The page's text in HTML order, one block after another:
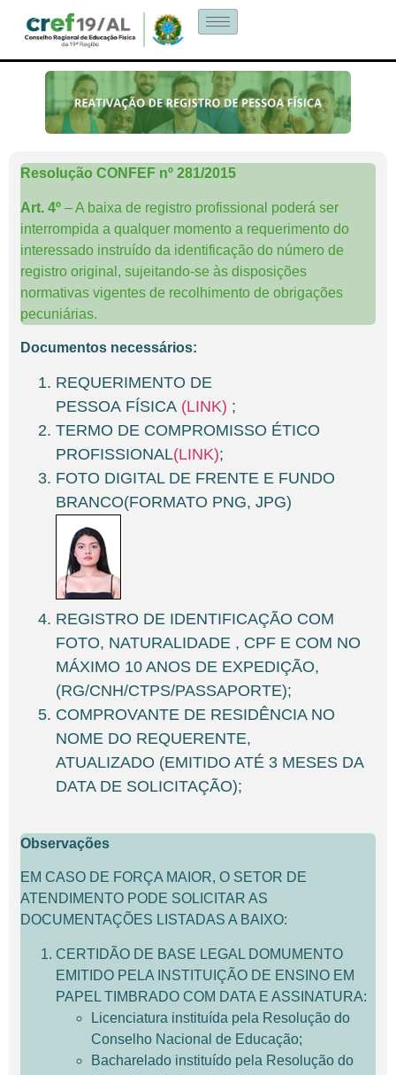
Resolução CONFEF nº 281/2015
Art. 4º – A baixa de registro profissional poderá ser
interrompida a qualquer momento a requerimento do
interessado instruído da identificação do número de
registro original, sujeitando-se às disposições
normativas vigentes de recolhimento de obrigações
pecuniárias.
Documentos necessários:
REQUERIMENTO DE
PESSOA FÍSICA (LINK) ;
TERMO DE COMPROMISSO ÉTICO
PROFISSIONAL(LINK);
FOTO DIGITAL DE FRENTE E FUNDO
BRANCO(FORMATO PNG, JPG)
REGISTRO DE IDENTIFICAÇÃO COM
FOTO, NATURALIDADE , CPF E COM NO
MÁXIMO 10 ANOS DE EXPEDIÇÃO,
(RG/CNH/CTPS/PASSAPORTE);
COMPROVANTE DE RESIDÊNCIA NO
NOME DO REQUERENTE,
ATUALIZADO (EMITIDO ATÉ 3 MESES DA
DATA DE SOLICITAÇÃO);
Observações
EM CASO DE FORÇA MAIOR, O SETOR DE
ATENDIMENTO PODE SOLICITAR AS
DOCUMENTAÇÕES LISTADAS A BAIXO:
CERTIDÃO DE BASE LEGAL DOMUMENTO
EMITIDO PELA INSTITUIÇÃO DE ENSINO EM
PAPEL TIMBRADO COM DATA E ASSINATURA:
Licenciatura instituída pela Resolução do
Conselho Nacional de Educação;
Bacharelado instituído pela Resolução do